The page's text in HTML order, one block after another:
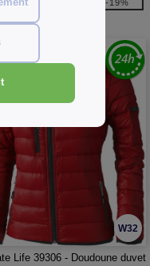
-19%
W32
Life 39306 - Doudoune duvet